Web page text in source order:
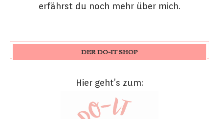
erfährst du noch mehr über mich.
DER DO-IT SHOP
Hier geht’s zum: